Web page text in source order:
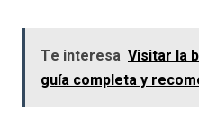
Te interesa Visitar la
guía completa y